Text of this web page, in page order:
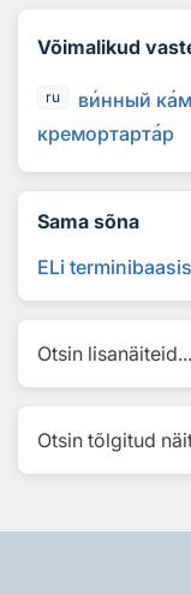
Võimalikud
ru винный ка
кремортартар
Sama sõna
ELi
Otsin lisanäiteid...
Otsin tõlgitud